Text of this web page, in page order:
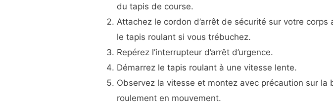
du tapis de course.
Attachez le cordon d’arrêt de sécurité sur votre corps
le tapis roulant si vous trébuchez.
Repérez l’interrupteur d’arrêt d’urgence.
Démarrez le tapis roulant à une vitesse lente.
Observez la vitesse et montez avec précaution sur la
roulement en mouvement.